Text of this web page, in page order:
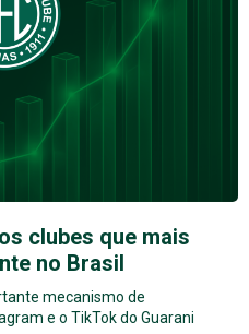
clubes que mais
no Brasil
mecanismo de
e o TikTok do Guarani